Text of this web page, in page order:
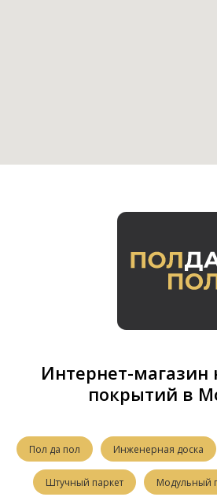
Интернет-магазин
покрытий в
Пол да пол Инженерная доска
Штучный паркет Модульный